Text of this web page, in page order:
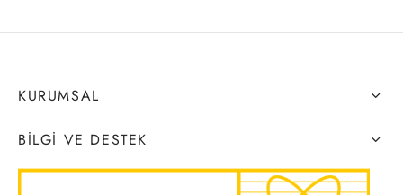
KURUMSAL
BILGI VE DESTEK